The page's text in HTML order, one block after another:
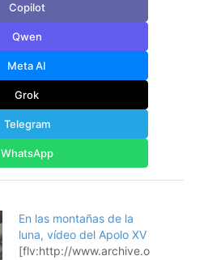
Copilot
Qwen
Meta AI
Grok
Telegram
WhatsApp
En las montañas de la
luna, vídeo del Apolo XV
[flv:http://www.archive.o